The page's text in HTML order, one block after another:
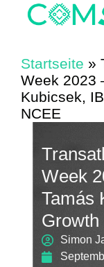
Startseite »
Week 2023
Kubicsek,
NCEE
Week
Tamás
Growth
Simon